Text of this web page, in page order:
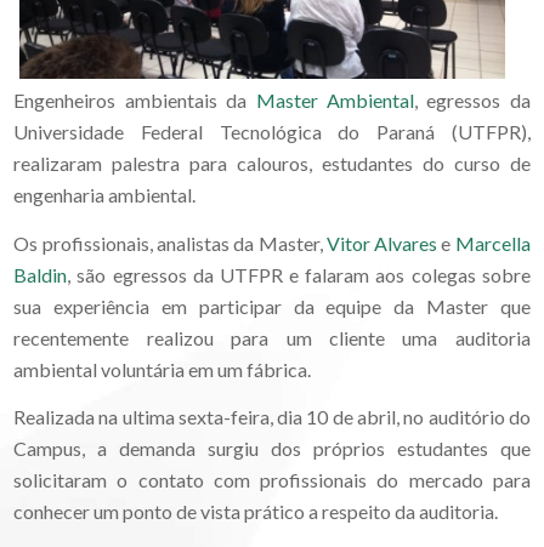
Engenheiros ambientais da Master Ambiental, egressos da
Universidade Federal Tecnológica do Paraná (UTFPR),
realizaram palestra para calouros, estudantes do curso de
engenharia ambiental.
Os profissionais, analistas da Master,Vitor Alvarese Marcella
Baldin, são egressos da UTFPR e falaram aos colegas sobre
sua experiência em participar da equipe da Master que
recentemente realizou para um cliente uma auditoria
ambiental voluntária em um fábrica.
Realizada na ultima sexta-feira, dia 10 de abril, no auditório do
Campus, a demanda surgiu dos próprios estudantes que
solicitaram o contato com profissionais do mercado para
conhecer um ponto de vista prático a respeito da auditoria.